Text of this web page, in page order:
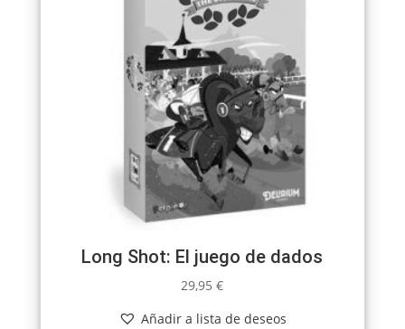
Long Shot: El juego de dados
29,95€
Añadir a lista de deseos